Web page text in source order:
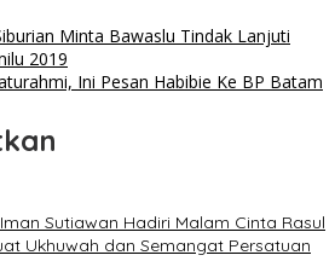
Minta Bawaslu Tindak Lanjuti
2019
Ini Pesan Habibie Ke BP Batam
Sutiawan Hadiri Malam Cinta Rasul
Ukhuwah dan Semangat Persatuan